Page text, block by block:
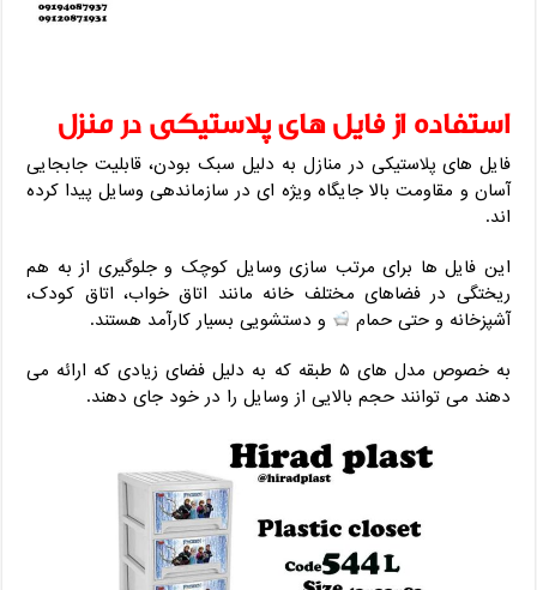
استفاده از فایل های پلاستیکی در منزل
فایل های پلاستیکی در منازل به دلیل سبک بودن، قابلیت جابجایی
آسان و مقاومت بالا جایگاه ویژه ای در سازماندهی وسایل پیدا کرده
اند.
این فایل ها برای مرتب سازی وسایل کوچک و جلوگیری از به هم
ریختگی در فضاهای مختلف خانه مانند اتاق خواب، اتاق کودک،
آشپزخانه و حتی حمام
و دستشویی بسیار کارآمد هستند.
به خصوص مدل های ۵ طبقه که به دلیل فضای زیادی که ارائه می
دهند می توانند حجم بالایی از وسایل را در خود جای دهند.